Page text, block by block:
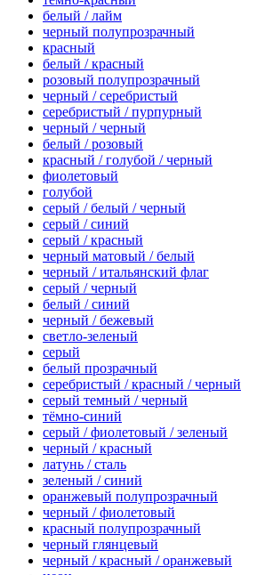
белый / лайм
черный полупрозрачный
красный
белый / красный
розовый полупрозрачный
черный / серебристый
серебристый / пурпурный
черный / черный
белый / розовый
красный / голубой / черный
фиолетовый
голубой
серый / белый / черный
серый / синий
серый / красный
черный матовый / белый
черный / итальянский флаг
серый / черный
белый / синий
черный / бежевый
светло-зеленый
серый
белый прозрачный
серебристый / красный / черный
серый темный / черный
тёмно-синий
серый / фиолетовый / зеленый
черный / красный
латунь / сталь
зеленый / синий
оранжевый полупрозрачный
черный / фиолетовый
красный полупрозрачный
черный глянцевый
черный / красный / оранжевый